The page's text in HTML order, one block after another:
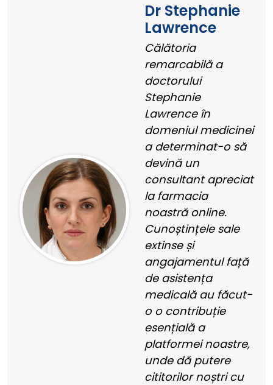
Dr Stephanie
Lawrence
Călătoria
remarcabilă a
doctorului
Stephanie
Lawrence în
domeniul medicinei
a determinat-o să
devină un
consultant apreciat
la farmacia
noastră online.
Cunoștințele sale
extinse și
angajamentul față
de asistența
medicală au făcut-
o o contribuție
esențială a
platformei noastre,
unde dă putere
cititorilor noștri cu